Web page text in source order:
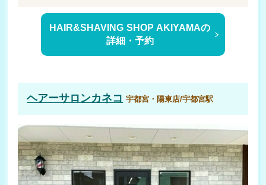
HAIR&SHAVING SHOP AKIYAMAの
詳細・予約
ヘアーサロンカネコ 宇都宮・陽東店/宇都宮駅